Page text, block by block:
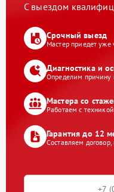
С выездом
Срочный выезд
Мастер приедет уже
Диагностика и
Определим причину
Мастера со
Работаем с
Гарантия до 12
Составляем